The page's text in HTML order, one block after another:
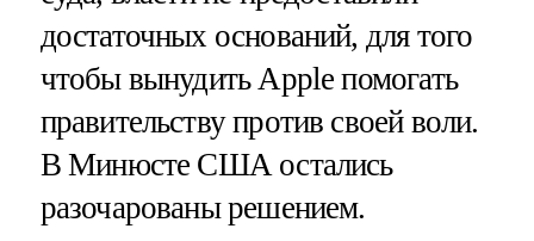
достаточных оснований, для того
чтобы вынудить Apple помогать
правительству против своей воли.
В Минюсте США остались
разочарованы решением.